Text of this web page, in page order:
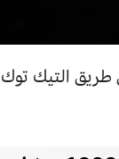
التيك